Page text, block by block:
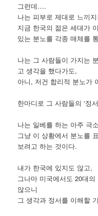
그런데….
나는 피부로 제대로 느끼
지금 한국의 젊은 세대가
있는 분노를 각종 매체를
나는 그 사람들이 가지는
고 생각을 했다가도,
아니, 저건 합리적 분노가
한마디로 그 사람들의 ‘정
나는 일베를 하는 아주 극
그냥 이 상황에서 분노를
보려고 하는 것이다.
내가 한국에 있지도 않고,
그나마 미국에서도 20대
않으니
그 생각과 정서를 이해할